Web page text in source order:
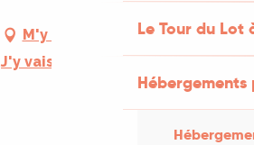
Le Tour du Lot
M'y rendre
J'y vais en train !